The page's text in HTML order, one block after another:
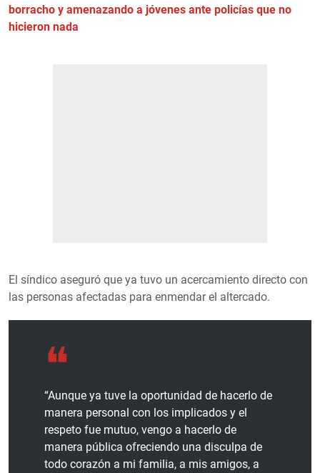
borracho y amenazando a jóvenes ante policías que no
hicieron nada
El síndico aseguró que ya tuvo un acercamiento directo con
las personas afectadas para enmendar el altercado.
“Aunque ya tuve la oportunidad de hacerlo de
manera personal con los implicados y el
respeto fue mutuo, vengo a hacerlo de
manera pública ofreciendo una disculpa de
todo corazón a mi familia, a mis amigos, a